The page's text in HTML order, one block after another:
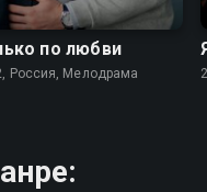
по любви
Россия, Мелодрама